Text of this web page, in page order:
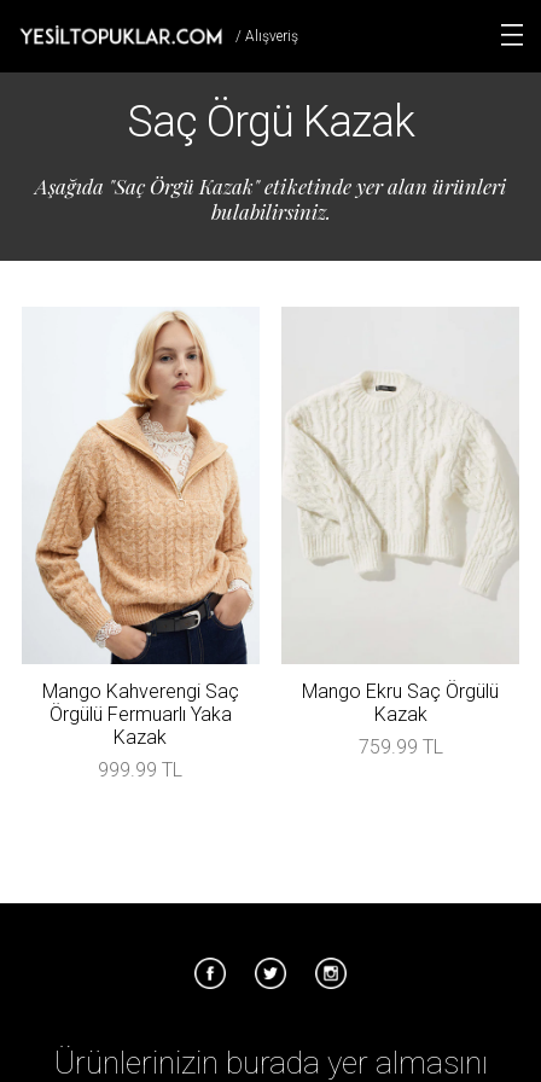
/ Alışveriş
Saç Örgü Kazak
Aşağıda "Saç Örgü Kazak" etiketinde yer alan ürünleri
bulabilirsiniz.
Mango Kahverengi Saç
Örgülü Fermuarlı Yaka
Kazak
999.99 TL
Mango Ekru Saç Örgülü
Kazak
759.99 TL
Ürünlerinizin burada yer almasını